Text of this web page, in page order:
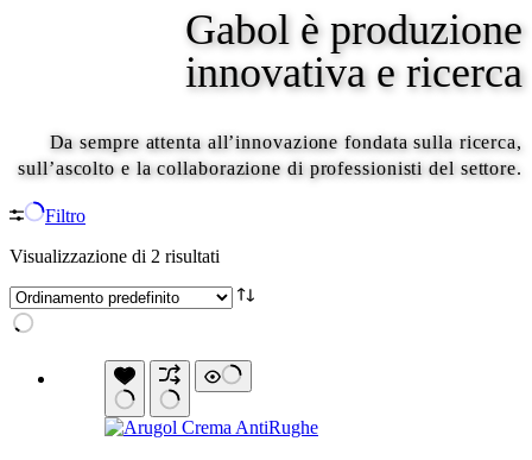
Gabol è produzione
innovativa e ricerca
Da sempre attenta all’innovazione fondata sulla ricerca,
sull’ascolto e la collaborazione di professionisti del settore.
Filtro
Visualizzazione di 2 risultati